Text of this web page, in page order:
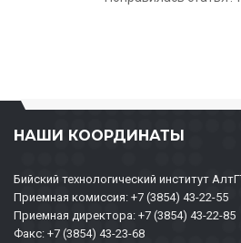
НАШИ КООРДИНАТЫ
Бийский технологический институт
Приемная комиссия: +7 (3854) 43-22-55
Приемная директора: +7 (3854) 43-22-85
Факс: +7 (3854) 43-23-68